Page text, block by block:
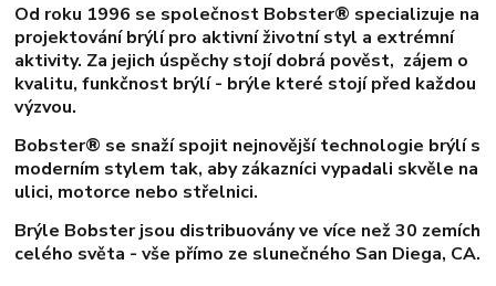
Od roku 1996 se společnost Bobster® specializuje na
projektování brýlí pro aktivní životní styl a extrémní
aktivity. Za jejich úspěchy stojí dobrá pověst, zájem o
kvalitu, funkčnost brýlí - brýle které stojí před každou
výzvou.
Bobster® se snaží spojit nejnovější technologie brýlí s
moderním stylem tak, aby zákazníci vypadali skvěle na
ulici, motorce nebo střelnici.
Brýle Bobster jsou distribuovány ve více než 30 zemích
celého světa - vše přímo ze slunečného San Diega, CA.